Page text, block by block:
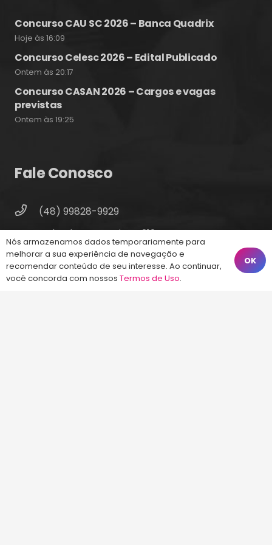
Concurso CAU SC 2026 – Banca Quadrix
Hoje às 16:09
Concurso Celesc 2026 – Edital Publicado
Ontem às 20:17
Concurso CASAN 2026 – Cargos e vagas
previstas
Ontem às 19:25
Fale Conosco
(48) 99828-9929
Calçadão João Pinto, 212 – Centro
Florianópolis – SC, 88010-420
atendimento@energiaconcursos.com.br
Nós armazenamos dados temporariamente para
melhorar a sua experiência de navegação e
recomendar conteúdo de seu interesse. Ao continuar,
você concorda com nossos Termos de Uso.
OK